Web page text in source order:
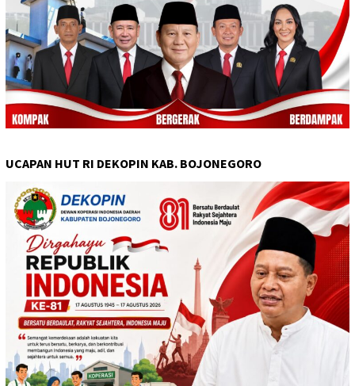
UCAPAN HUT RI DEKOPIN KAB. BOJONEGORO